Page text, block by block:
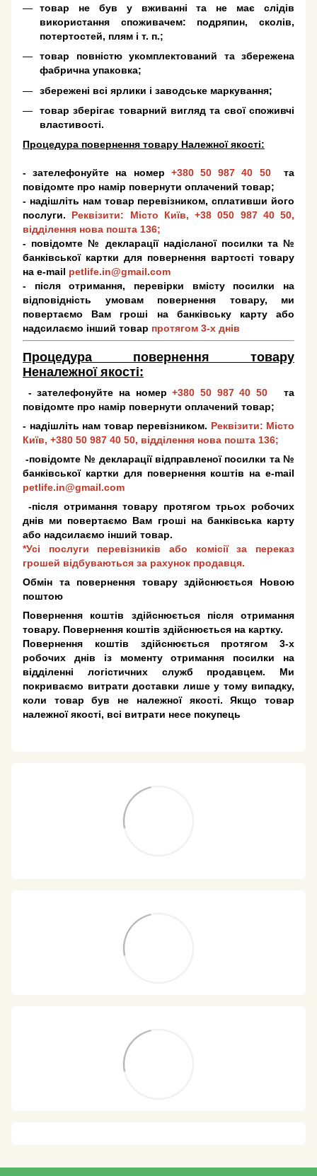
товар не був у вживанні та не має слідів
використання споживачем: подряпин, сколів,
потертостей, плям і т. п.;
товар повністю укомплектований та збережена
фабрична упаковка;
збережені всі ярлики і заводське маркування;
товар зберігає товарний вигляд та свої споживчі
властивості.
Процедура повернення товару Належної якості:
- зателефонуйте на номер +380 50 987 40 50
та
повідомте про намір повернути оплачений товар;
- надішліть нам товар перевізником, сплативши його
послуги. Реквізити: Місто Київ, +38 050 987 40 50,
відділення нова пошта 136;
- повідомте № декларації надісланої посилки та №
банківської картки для повернення вартості товару
на e-mail petlife.in@gmail.com
- після отримання, перевірки вмісту посилки на
відповідність умовам повернення товару, ми
повертаємо Вам гроші на банківську карту або
надсилаємо інший товар протягом 3-х днів
Процедура повернення товару
Неналежної якості:
- зателефонуйте на номер +380 50 987 40 50
та
повідомте про намір повернути оплачений товар;
- надішліть нам товар перевізником. Реквізити: Місто
Київ, +380 50 987 40 50, відділення нова пошта 136;
-повідомте № декларації відправленої посилки та №
банківської картки для повернення коштів на e-mail
petlife.in@gmail.com
-після отримання товару протягом трьох робочих
днів ми повертаємо Вам гроші на банківська карту
або надсилаємо інший товар.
*Усі послуги перевізників або комісії за переказ
грошей відбуваються за рахунок продавця.
Обмін та повернення товару здійснюється Новою
поштою
Повернення коштів здійснюється після отримання
товару. Повернення коштів здійснюється на картку.
Повернення коштів здійснюється протягом 3-х
робочих днів із моменту отримання посилки на
відділенні логістичних служб продавцем. Ми
покриваємо витрати доставки лише у тому випадку,
коли товар був не належної якості. Якщо товар
належної якості, всі витрати несе покупець